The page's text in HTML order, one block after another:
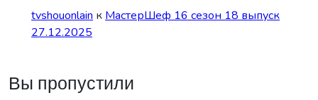
tvshouonlain к МастерШеф 16 сезон 18 выпуск
27.12.2025
Вы пропустили